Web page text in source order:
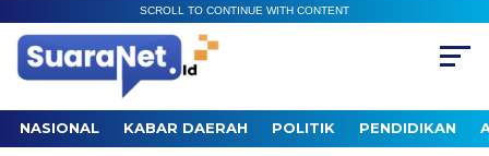
SCROLL TO CONTINUE WITH CONTENT
NASIONAL KABAR DAERAH POLITIK PENDIDIKAN